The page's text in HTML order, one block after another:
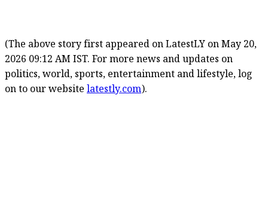
(The above story first appeared on LatestLY on May 20,
2026 09:12 AM IST. For more news and updates on
politics, world, sports, entertainment and lifestyle, log
on to our website latestly.com).